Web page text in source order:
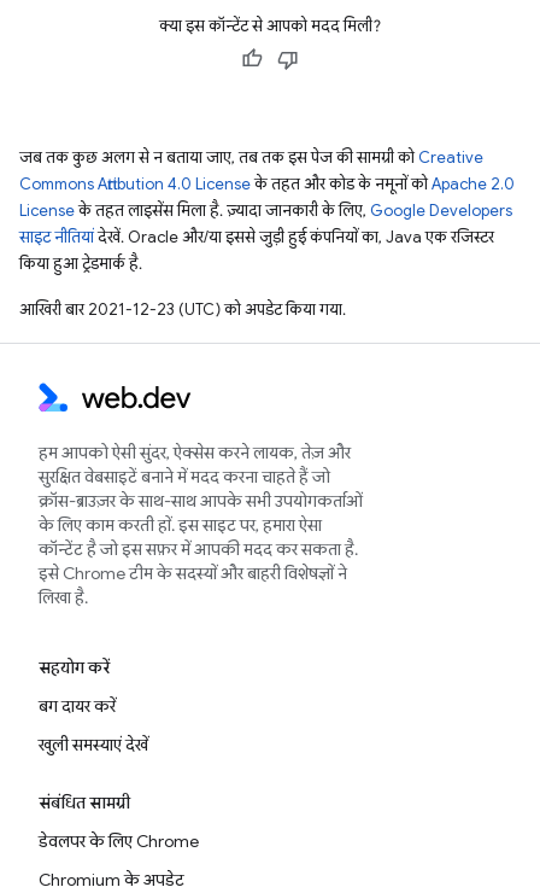
क्या इस कॉन्टेंट से आपको मदद मिली?
जब तक कुछ अलग से न बताया जाए, तब तक इस पेज की सामग्री कोCreative
Commons Attribution 4.0 Licenseके तहत और कोड के नमूनों कोApache 2.0
Licenseके तहत लाइसेंस मिला है. ज़्यादा जानकारी के लिए, Google Developers
साइट नीतियांदेखें. Oracle और/या इससे जुड़ी हुई कंपनियों का, Java एक रजिस्टर
किया हुआ ट्रेडमार्क है.
आखिरी बार 2021-12-23 (UTC) को अपडेट किया गया.
हम आपको ऐसी सुंदर, ऐक्सेस करने लायक, तेज़ और
सुरक्षित वेबसाइटें बनाने में मदद करना चाहते हैं जो
क्रॉस-ब्राउज़र के साथ-साथ आपके सभी उपयोगकर्ताओं
के लिए काम करती हों. इस साइट पर, हमारा ऐसा
कॉन्टेंट है जो इस सफ़र में आपकी मदद कर सकता है.
इसे Chrome टीम के सदस्यों और बाहरी विशेषज्ञों ने
लिखा है.
सहयोग करें
बग दायर करें
खुली समस्याएं देखें
संबंधित सामग्री
डेवलपर के लिए Chrome
Chromium के अपडेट